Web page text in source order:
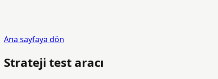
Ana sayfaya dön
Strateji test aracı